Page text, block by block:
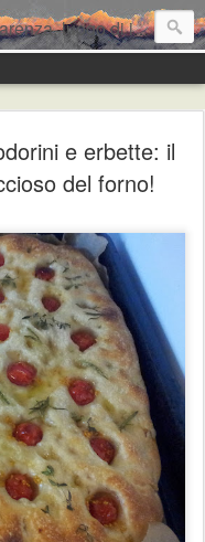
incontro per condividere e assaggiare...
e erbette: il
del forno!